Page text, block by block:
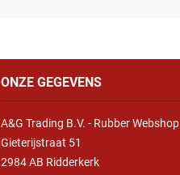
ONZE GEGEVENS
A&G Trading B.V. - Rubber Webshop
Gieterijstraat 51
2984 AB Ridderkerk